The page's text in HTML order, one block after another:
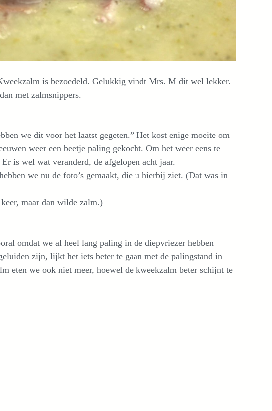
is bezoedeld. Gelukkig vindt Mrs. M dit wel lekker.
met zalmsnippers.
we dit voor het laatst gegeten.” Het kost enige moeite om
weer een beetje paling gekocht. Om het weer eens te
is wel wat veranderd, de afgelopen acht jaar.
we nu de foto’s gemaakt, die u hierbij ziet. (Dat was in
maar dan wilde zalm.)
omdat we al heel lang paling in de diepvriezer hebben
zijn, lijkt het iets beter te gaan met de palingstand in
eten we ook niet meer, hoewel de kweekzalm beter schijnt te